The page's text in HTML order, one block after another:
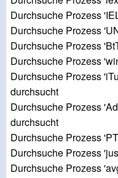
Durchsuche Prozess
Durchsuche Prozess
Durchsuche Prozess
Durchsuche Prozess
Durchsuche Prozess
durchsucht
Durchsuche Prozess
durchsucht
Durchsuche Prozess
Durchsuche Prozess
Durchsuche Prozess